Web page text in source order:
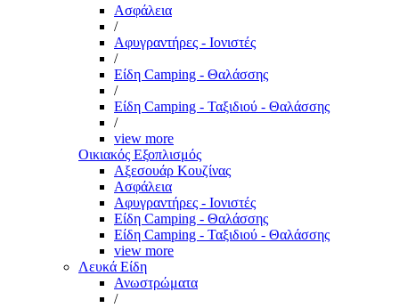
Ασφάλεια
/
Αφυγραντήρες - Ιονιστές
/
Είδη Camping - Θαλάσσης
/
Είδη Camping - Ταξιδιού - Θαλάσσης
/
view more
Οικιακός Εξοπλισμός
Αξεσουάρ Κουζίνας
Ασφάλεια
Αφυγραντήρες - Ιονιστές
Είδη Camping - Θαλάσσης
Είδη Camping - Ταξιδιού - Θαλάσσης
view more
Λευκά Είδη
Ανωστρώματα
/